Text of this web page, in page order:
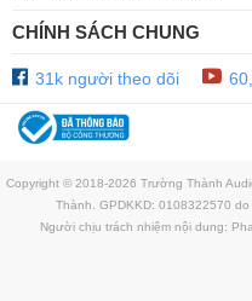
CHÍNH SÁCH CHUNG
31k người theo dõi
Copyright © 2018-2026 Trường Thành
Thành. GPDKKD: 0108322570
Người chịu trách nhiệm nội dung: